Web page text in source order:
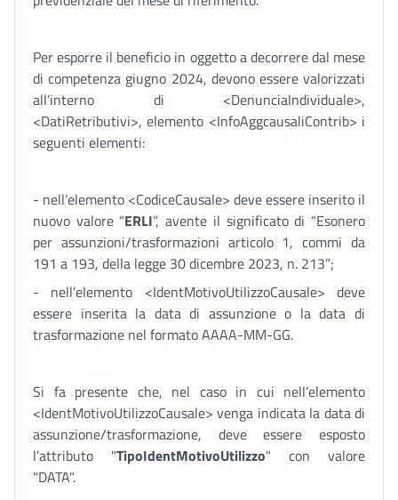
Per esporre il beneficio in oggetto a decorrere dal mese
di competenza giugno 2024, devono essere valorizzati
all’interno di <DenunciaIndividuale>,
<DatiRetributivi>, elemento <InfoAggcausaliContrib> i
seguenti elementi:
- nell’elemento <CodiceCausale> deve essere inserito il
nuovo valore “ERLI”, avente il significato di “Esonero
per assunzioni/trasformazioni articolo 1, commi da
191 a 193, della legge 30 dicembre 2023, n. 213”;
- nell’elemento <IdentMotivoUtilizzoCausale> deve
essere inserita la data di assunzione o la data di
trasformazione nel formato AAAA-MM-GG.
Si fa presente che, nel caso in cui nell’elemento
<IdentMotivoUtilizzoCausale> venga indicata la data di
assunzione/trasformazione, deve essere esposto
l’attributo "TipoIdentMotivoUtilizzo" con valore
"DATA".